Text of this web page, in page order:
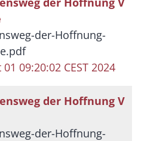
der-Hoffnung-
09:20:02 CEST 2024
der Hoffnung V
der-Hoffnung-